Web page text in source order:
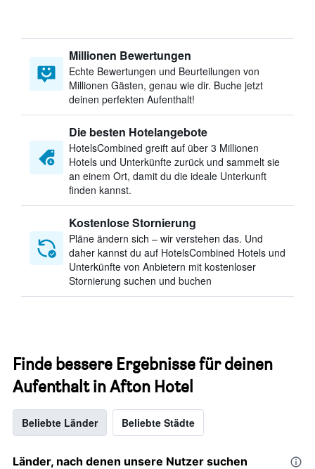
Millionen Bewertungen
Echte Bewertungen und Beurteilungen von
Millionen Gästen, genau wie dir. Buche jetzt
deinen perfekten Aufenthalt!
Die besten Hotelangebote
HotelsCombined greift auf über 3 Millionen
Hotels und Unterkünfte zurück und sammelt sie
an einem Ort, damit du die ideale Unterkunft
finden kannst.
Kostenlose Stornierung
Pläne ändern sich – wir verstehen das. Und
daher kannst du auf HotelsCombined Hotels und
Unterkünfte von Anbietern mit kostenloser
Stornierung suchen und buchen
Finde bessere Ergebnisse für deinen
Aufenthalt in Afton Hotel
Beliebte Länder Beliebte Städte
Länder, nach denen unsere Nutzer suchen